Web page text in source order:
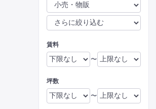
賃料
〜
坪数
〜